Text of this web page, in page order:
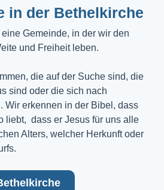
in der Bethelkirche
Gemeinde, in der wir den
und Freiheit leben.
die auf der Suche sind, die
sind oder die sich nach
Wir erkennen in der Bibel, dass
liebt, dass er Jesus für uns alle
Alters, welcher Herkunft oder